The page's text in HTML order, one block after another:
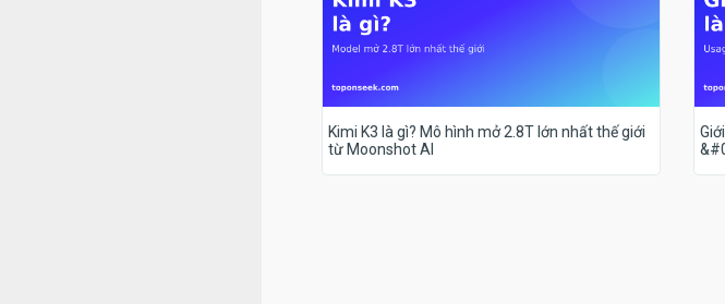
Kimi K3 là gì? Mô hình mở 2.8T lớn nhất thế giới
từ Moonshot AI